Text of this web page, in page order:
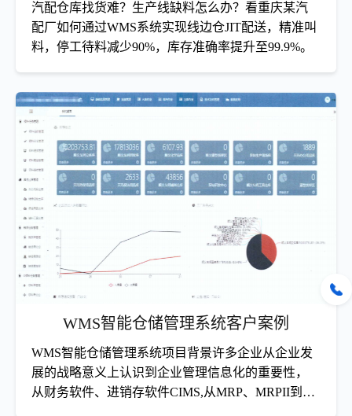
汽配仓库找货难？生产线缺料怎么办？看重庆某汽
配厂如何通过WMS系统实现线边仓JIT配送，精准叫
料，停工待料减少90%，库存准确率提升至99.9%。
引入JIT拉动式配送模式，产线停工待料频次降低
汽配仓库找货难？生产线缺料怎么办？看重庆某汽配厂如何
通过WMS系统实现线边仓JIT配送，精准叫料，停工待料减
少90%，库存准确率提升至99.9%。
WMS智能仓储管理系统客户案例
WMS智能仓储管理系统项目背景许多企业从企业发
展的战略意义上认识到企业管理信息化的重要性，
从财务软件、进销存软件CIMS,从MRP、MRPII到